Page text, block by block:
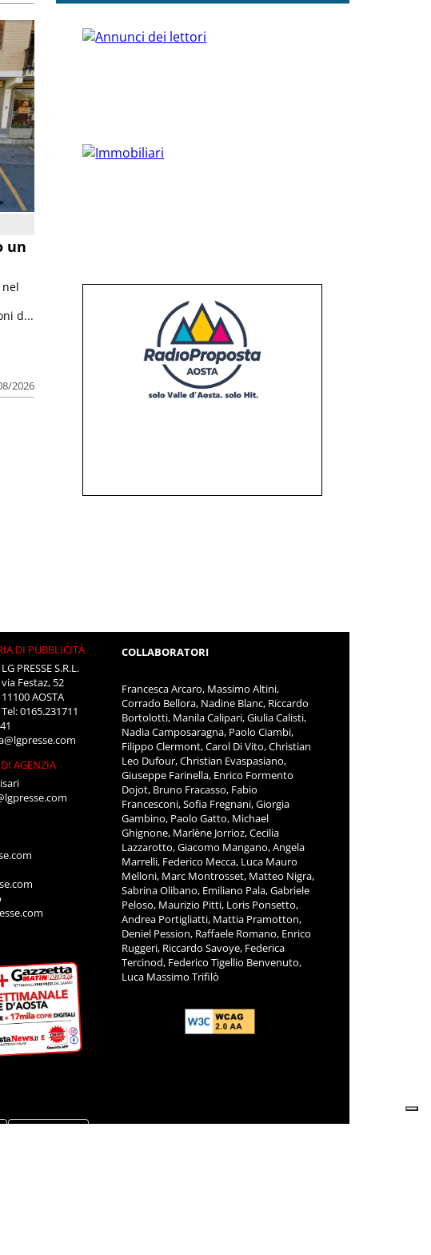
un
2026
d...
DI PUBBLICITÀ
LG PRESSE S.R.L.
via Festaz, 52
11100 AOSTA
Tel: 0165.231711
AGENZIA
COLLABORATORI
Francesca Arcaro, Massimo Altini,
Corrado Bellora, Nadine Blanc, Riccardo
Bortolotti, Manila Calipari, Giulia Calisti,
Nadia Camposaragna, Paolo Ciambi,
Filippo Clermont, Carol Di Vito, Christian
Leo Dufour, Christian Evaspasiano,
Giuseppe Farinella, Enrico Formento
Dojot, Bruno Fracasso, Fabio
Francesconi, Sofia Fregnani, Giorgia
Gambino, Paolo Gatto, Michael
Ghignone, Marlène Jorrioz, Cecilia
Lazzarotto, Giacomo Mangano, Angela
Marrelli, Federico Mecca, Luca Mauro
Melloni, Marc Montrosset, Matteo Nigra,
Sabrina Olibano, Emiliano Pala, Gabriele
Peloso, Maurizio Pitti, Loris Ponsetto,
Andrea Portigliatti, Mattia Pramotton,
Deniel Pession, Raffaele Romano, Enrico
Ruggeri, Riccardo Savoye, Federica
Tercinod, Federico Tigellio Benvenuto,
Luca Massimo Trifilò